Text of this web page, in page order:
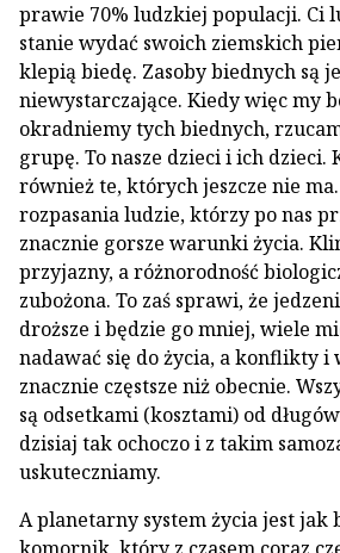
prawie 70% ludzkiej populacji. Ci
stanie wydać swoich ziemskich
klepią biedę. Zasoby biednych są
niewystarczające. Kiedy więc my
okradniemy tych biednych,
grupę. To nasze dzieci i ich dzieci.
również te, których jeszcze nie
rozpasania ludzie, którzy po nas
znacznie gorsze warunki życia.
przyjazny, a różnorodność
zubożona. To zaś sprawi, że
droższe i będzie go mniej, wiele
nadawać się do życia, a konflikty i
znacznie częstsze niż obecnie.
są odsetkami (kosztami) od
dzisiaj tak ochoczo i z takim
uskuteczniamy.
A planetarny system życia jest jak